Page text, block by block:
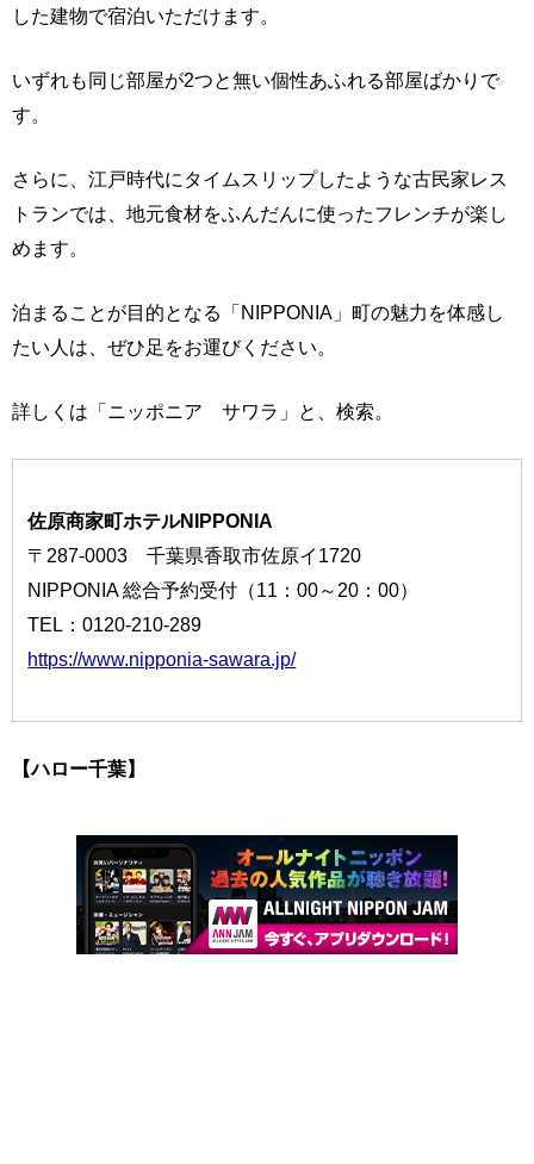
した建物で宿泊いただけます。
いずれも同じ部屋が2つと無い個性あふれる部屋ばかりで
す。
さらに、江戸時代にタイムスリップしたような古民家レス
トランでは、地元食材をふんだんに使ったフレンチが楽し
めます。
泊まることが目的となる「NIPPONIA」町の魅力を体感し
たい人は、ぜひ足をお運びください。
詳しくは「ニッポニア サワラ」と、検索。
佐原商家町ホテルNIPPONIA
〒287-0003 千葉県香取市佐原イ1720
NIPPONIA 総合予約受付（11：00～20：00）
TEL：0120-210-289
https://www.nipponia-sawara.jp/
【ハロー千葉】